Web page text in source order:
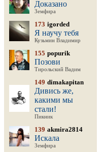
Доказано
Земфира
173 igorded
Я научу тебя
Кузьмин Владимир
155 popurik
Позови
Тирольский Вадим
149 dimakapitan
Дивись же,
какими мы
стали!
Пикник
139 akmira2814
Искала
Земфира